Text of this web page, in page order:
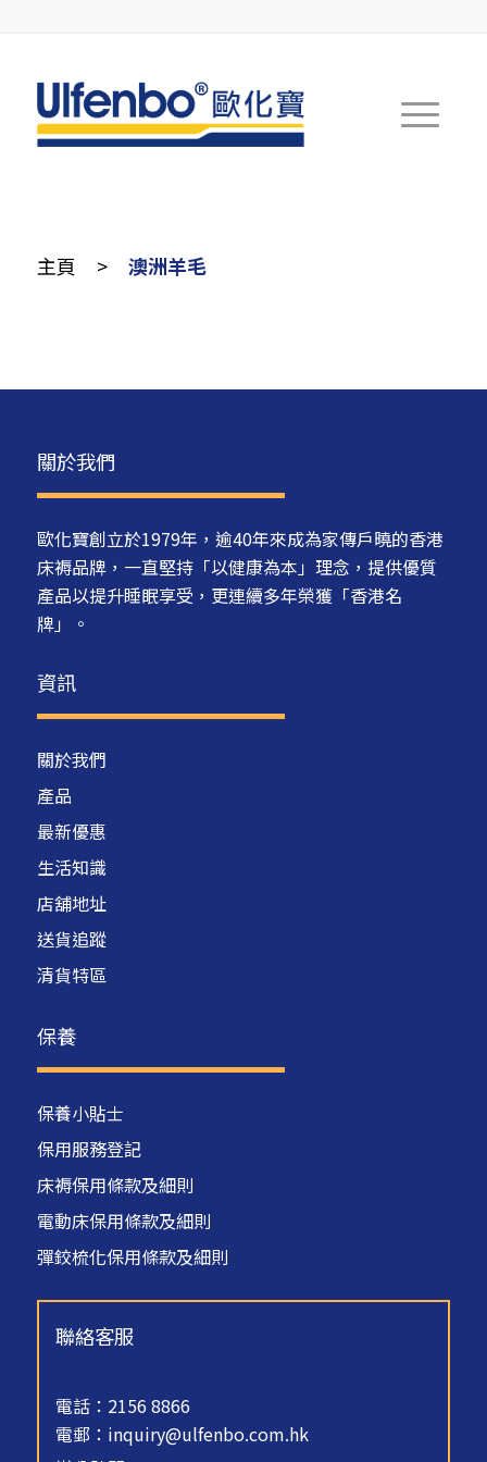
主頁 > 澳洲羊毛
關於我們
歐化寶創立於1979年，逾40年來成為家傳戶曉的香港
床褥品牌，一直堅持「以健康為本」理念，提供優質
產品以提升睡眠享受，更連續多年榮獲「香港名
牌」。
資訊
關於我們
產品
最新優惠
生活知識
店舖地址
送貨追蹤
清貨特區
保養
保養小貼士
保用服務登記
床褥保用條款及細則
電動床保用條款及細則
彈鉸梳化保用條款及細則
聯絡客服
電話：2156 8866
電郵： inquiry@ulfenbo.com.hk